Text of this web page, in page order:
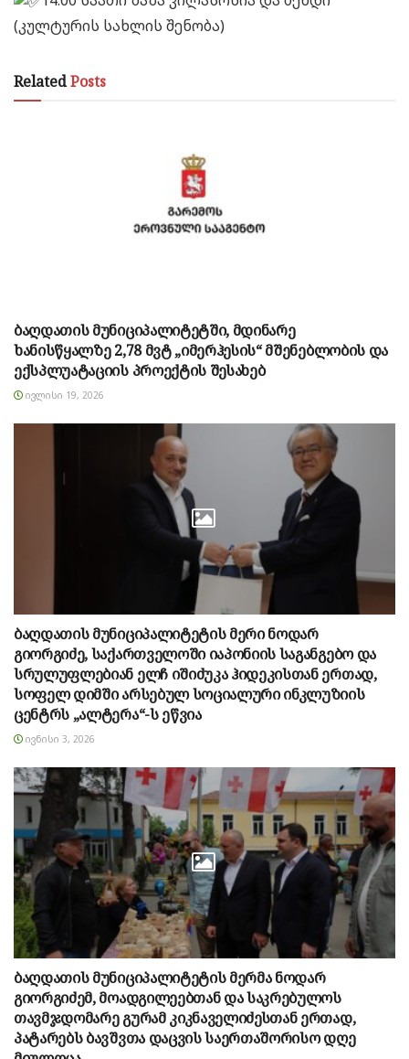
(კულტურის სახლის შენობა)
RelatedPosts
ბაღდათის მუნიციპალიტეტში, მდინარე
ხანისწყალზე 2,78 მვტ „იმერჰესის“ მშენებლობის და
ექსპლუატაციის პროექტის შესახებ
ᲘᲕᲚᲘᲡᲘ 19, 2026
ბაღდათის მუნიციპალიტეტის მერი ნოდარ
გიორგიძე, საქართველოში იაპონიის საგანგებო და
სრულუფლებიან ელჩ იშიძუკა ჰიდეკისთან ერთად,
სოფელ დიმში არსებულ სოციალური ინკლუზიის
ცენტრს „ალტერა“-ს ეწვია
ᲘᲕᲜᲘᲡᲘ 3, 2026
ბაღდათის მუნიციპალიტეტის მერმა ნოდარ
გიორგიძემ, მოადგილეებთან და საკრებულოს
თავმჯდომარე გურამ კიკნაველიძესთან ერთად,
პატარებს ბავშვთა დაცვის საერთაშორისო დღე